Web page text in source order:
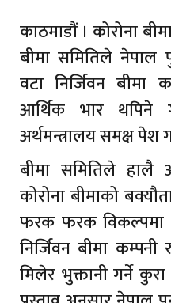
काठमाडौं । कोरोना
बीमा समितिले नेपाल
वटा निर्जिवन बीमा
आर्थिक भार थपिने
अर्थमन्त्रालय समक्ष पेश
बीमा समितिले हालै
कोरोना बीमाको
फरक फरक विकल्पमा
निर्जिवन बीमा
मिलेर भुक्तानी गर्ने